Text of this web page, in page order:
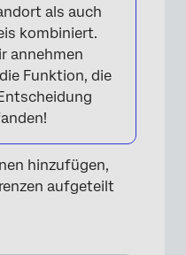
als auch
kombiniert.
annehmen
Funktion, die
hinzufügen,
aufgeteilt